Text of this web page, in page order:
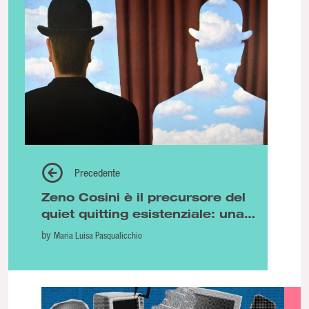
Precedente
Zeno Cosini è il precursore del
quiet quitting esistenziale: una
guida realistica per inetti
by Maria Luisa Pasqualicchio